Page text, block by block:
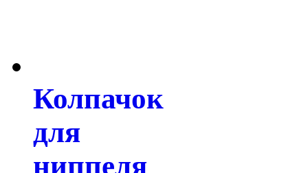
Колпачок
для
ниппеля